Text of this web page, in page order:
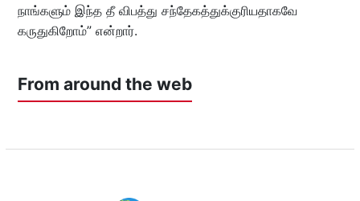
நாங்களும் இந்த தீ விபத்து சந்தேகத்துக்குரியதாகவே
கருதுகிறோம்” என்றார்.
From around the web